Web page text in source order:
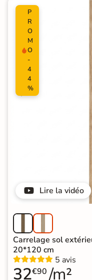
Lire la vidéo
P
R
O
M
O
-
4
4
%
Carrelage sol
20*120 cm
5 avis
32€90 /m²